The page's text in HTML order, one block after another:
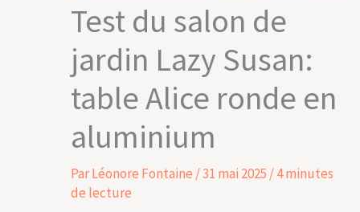
Test du salon de
jardin Lazy Susan:
table Alice ronde en
aluminium
ParLéonore Fontaine /31 mai 2025 /4 minutes
de lecture